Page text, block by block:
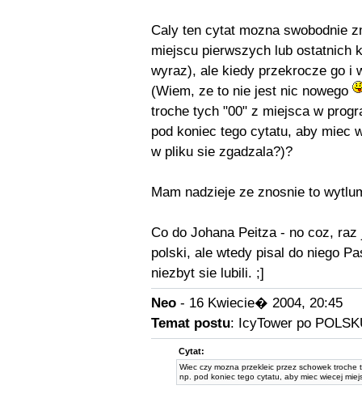
Caly ten cytat mozna swobodnie
miejscu pierwszych lub ostatnich
wyraz), ale kiedy przekrocze go i
(Wiem, ze to nie jest nic nowego
troche tych "00" z miejsca w
pod koniec tego cytatu, aby miec
w pliku sie zgadzala?)?
Mam nadzieje ze znosnie to
Co do Johana Peitza - no coz,
polski, ale wtedy pisal do niego
niezbyt sie lubili. ;]
Neo- 16 Kwiecie� 2004, 20:45
Temat postu: IcyTower po
Cytat:
Wiec czy mozna przekleic przez schowek
np. pod koniec tego cytatu, aby miec wiecej